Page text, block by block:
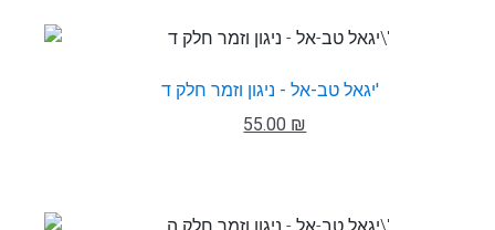
יגאל טב-אל - ניגון וזמר חלק ד'
55.00 ₪